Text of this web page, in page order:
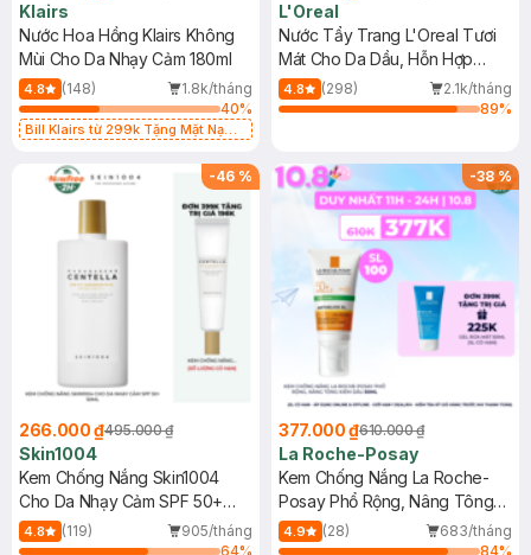
Klairs
Nước Hoa Hồng Klairs Không
Mùi Cho Da Nhạy Cảm 180ml
4.8 (148)
1.8k/tháng
40%
Bill Klairs từ 299k Tặng Mặt Nạ
25ml (SL Có Hạn)
L'Oreal
Nước Tẩy Trang L'Oreal Tươi
Mát Cho Da Dầu, Hỗn Hợp
400ml
4.8 (298)
2.1k/tháng
89%
-46 %
266.000 ₫495.000 ₫
Skin1004
Kem Chống Nắng Skin1004
Cho Da Nhạy Cảm SPF 50+
50ml
4.8 (119)
905/tháng
64%
-38%
377.000 ₫610.000 ₫
La Roche-Posay
Kem Chống Nắng La Roche-
Posay Phổ Rộng, Nâng Tông
Kiềm Dầu 50ml
4.9 (28)
683/tháng
84%